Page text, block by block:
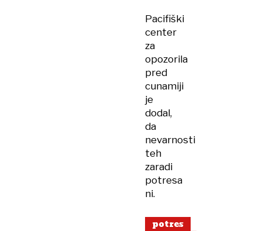
Pacifiški
center
za
opozorila
pred
cunamiji
je
dodal,
da
nevarnosti
teh
zaradi
potresa
ni.
potres